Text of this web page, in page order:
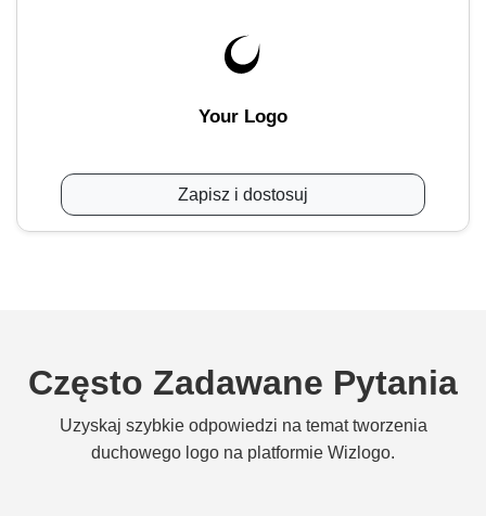
Your Logo
Zapisz i dostosuj
Często Zadawane Pytania
Uzyskaj szybkie odpowiedzi na temat tworzenia
duchowego logo na platformie Wizlogo.